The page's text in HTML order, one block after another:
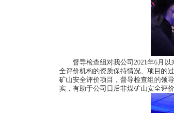
督导检查组对我公司2021年6月
全评价机构的资质保持情况、项目的
矿山安全评价项目，督导检查组的领
实，有助于公司日后非煤矿山安全评